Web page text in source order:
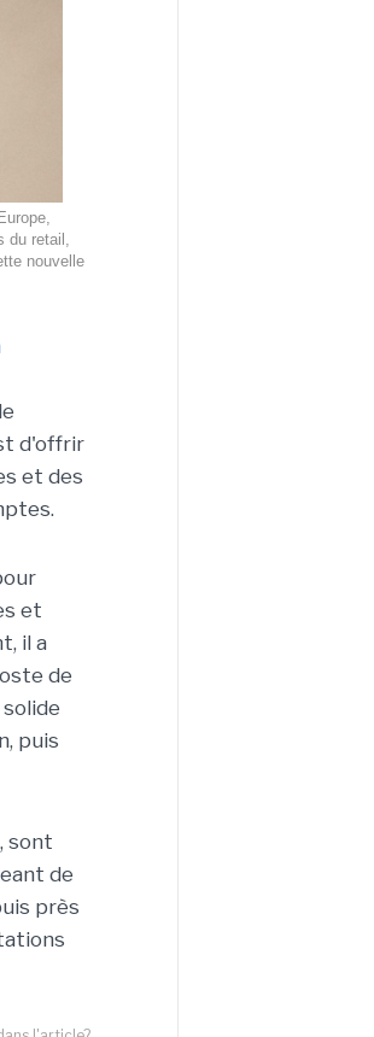
du retail,
nouvelle
d'offrir
et des
et
il a
de
puis
sont
de
près